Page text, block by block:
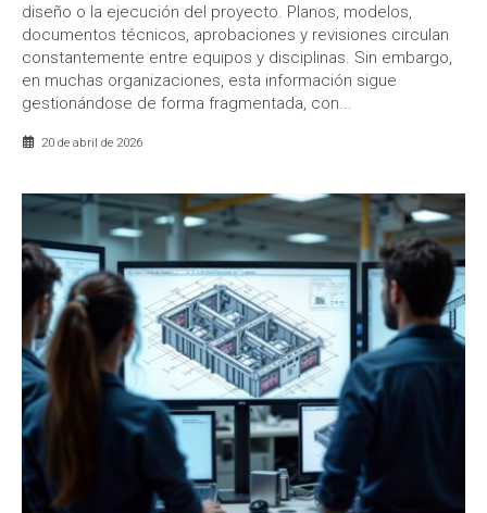
diseño o la ejecución del proyecto. Planos, modelos,
documentos técnicos, aprobaciones y revisiones circulan
constantemente entre equipos y disciplinas. Sin embargo,
en muchas organizaciones, esta información sigue
gestionándose de forma fragmentada, con...
20 de abril de 2026